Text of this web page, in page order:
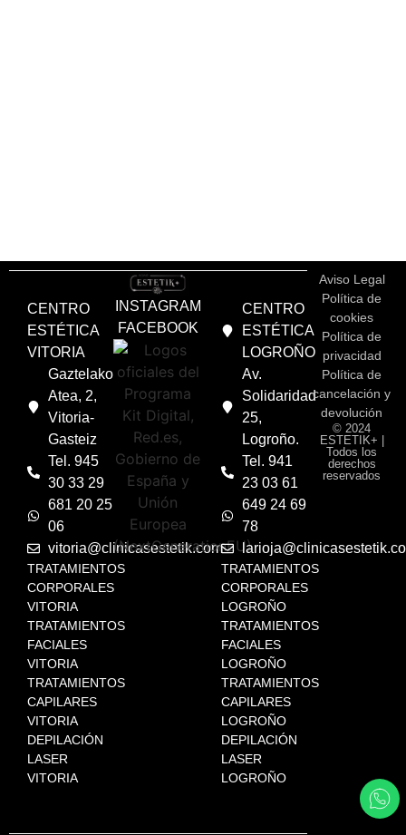
CENTRO
ESTÉTICA
VITORIA
Gaztelako
Atea, 2,
Vitoria-
Gasteiz
Tel. 945
30 33 29
681 20 25
06
vitoria@clinicasestetik.com
TRATAMIENTOS
CORPORALES
VITORIA
TRATAMIENTOS
FACIALES
VITORIA
TRATAMIENTOS
CAPILARES
VITORIA
DEPILACIÓN
LASER
VITORIA
INSTAGRAM
FACEBOOK
CENTRO
ESTÉTICA
LOGROÑO
Av.
Solidaridad
25,
Logroño.
Tel. 941
23 03 61
649 24 69
78
TRATAMIENTOS
CORPORALES
LOGROÑO
TRATAMIENTOS
FACIALES
LOGROÑO
TRATAMIENTOS
CAPILARES
LOGROÑO
DEPILACIÓN
LASER
LOGROÑO
Aviso Legal
Política de
cookies
Política de
privacidad
Política de
cancelación y
devolución
© 2024
ESTETIK+ |
Todos los
derechos
reservados